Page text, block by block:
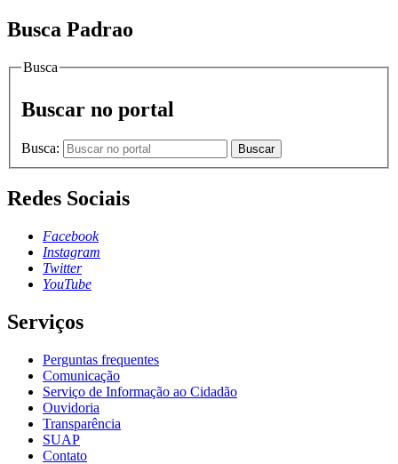
Busca Padrao
Busca
Buscar no portal
Busca: Buscar
Redes Sociais
Facebook
Instagram
Twitter
YouTube
Serviços
Perguntas frequentes
Comunicação
Serviço de Informação ao Cidadão
Ouvidoria
Transparência
SUAP
Contato